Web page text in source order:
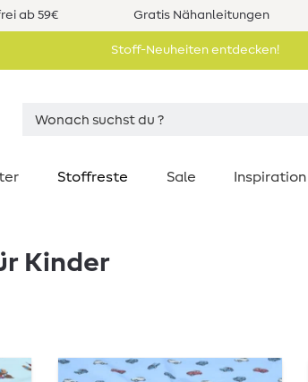
ab 59€ Gratis Nähanleitungen
Stoff-Neuheiten entdecken!
Stoffreste Sale Inspiration
Kinder